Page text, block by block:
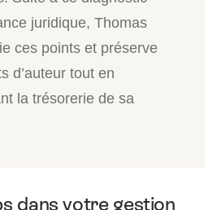
juridique, Thomas
ces points et préserve
d’auteur tout en
la trésorerie de sa
dans votre gestion